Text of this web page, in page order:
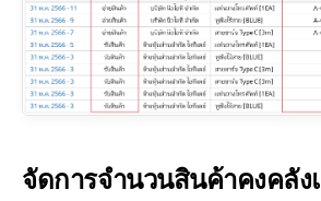
จัดการจำนวนสินค้าคงคลัง